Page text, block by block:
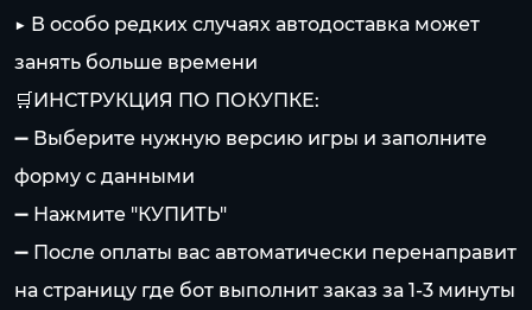
▶️ В особо редких случаях автодоставка может
занять больше времени
🛒ИНСТРУКЦИЯ ПО ПОКУПКЕ:
➖ Выберите нужную версию игры и заполните
форму с данными
➖ Нажмите "КУПИТЬ"
➖ После оплаты вас автоматически перенаправит
на страницу где бот выполнит заказ за 1-3 минуты